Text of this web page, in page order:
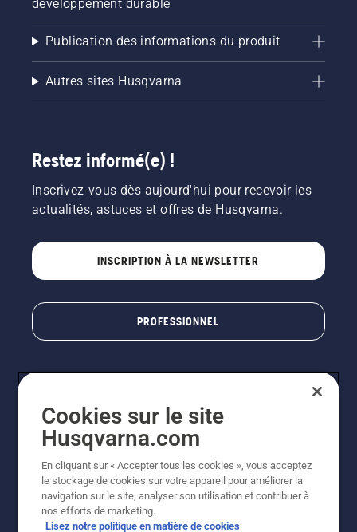
développement durable
Publication des informations du produit
Autres sites Husqvarna
Restez informé(e) !
Inscrivez-vous dès aujourd'hui pour recevoir les
actualités, astuces et offres de Husqvarna.
INSCRIPTION À LA NEWSLETTER
PROFESSIONNEL
© Husqvarna AB (publ). Tous droits réservés. Les prix
indiqués sont des prix de vente conseillés. Photos non
contractuelles. Tous les prix indiqués sont des prix de
Cookies sur le site
Husqvarna.com
En cliquant sur « Accepter tous les cookies », vous acceptez
le stockage de cookies sur votre appareil pour améliorer la
navigation sur le site, analyser son utilisation et contribuer à
nos efforts de marketing.
Lisez notre politique en matière de cookies